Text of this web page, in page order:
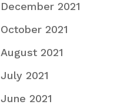
December 2021
October 2021
August 2021
July 2021
June 2021